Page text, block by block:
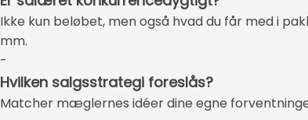
Ikke kun beløbet, men også hvad du får med i
mm.
-
Hvilken salgsstrategi foreslås?
Matcher mæglernes idéer dine egne